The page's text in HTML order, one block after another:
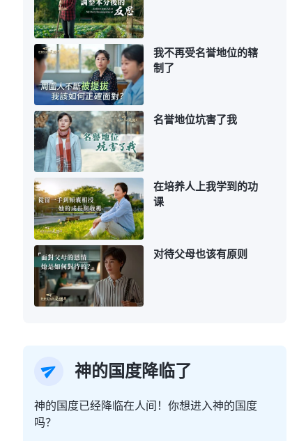
我不再受名誉地位的辖
制了
名誉地位坑害了我
在培养人上我学到的功
课
对待父母也该有原则
神的国度降临了
神的国度已经降临在人间！你想进入神的国度
吗？